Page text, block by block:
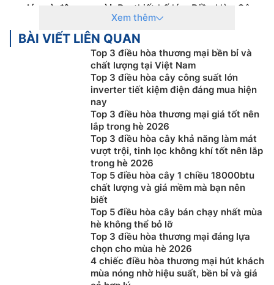
lớn và đông người: Do thiết kế lớn, Điều Hòa Cây
inverter có khả năng làm mát phòng có không
gian lớn hơn so với máy treo tường. Hoạt động ổn
định liên tục mà các dòng máy lạnh treo tường
không làm được. Điều Hòa Cây inverter Chịu được
tải cao, thích hợp cho những nơi đông người. Đồng
thời, thổi lưu lượng gió đối lưu mạnh hơn so với
các loại máy lạnh treo tường.
Điều Hòa Cây inverter Thích hợp cho không gian
lớn và đông người:Do thiết kế lớn, Điều Hòa Cây
inverter có khả năng làm mát phòng có không
gian lớn hơn so với máy treo tường. Hoạt động ổn
định liên tục mà các dòng máy lạnh treo tường
không làm được. Điều Hòa Cây inverter Chịu được
tải cao, thích hợp cho những nơi đông người. Đồng
thời, thổi lưu lượng gió đối lưu mạnh hơn so với
các loại máy lạnh treo tường.
Nhược điểm củaĐiều Hòa Cây inverter
Xem thêm
BÀI VIẾT LIÊN QUAN
Top 3 điều hòa thương mại bền bỉ và
chất lượng tại Việt Nam
Top 3 điều hòa cây công suất lớn
inverter tiết kiệm điện đáng mua hiện
nay
Top 3 điều hòa thương mại giá tốt nên
lắp trong hè 2026
Top 3 điều hòa cây khả năng làm mát
vượt trội, tinh lọc không khí tốt nên lắp
trong hè 2026
Top 5 điều hòa cây 1 chiều 18000btu
chất lượng và giá mềm mà bạn nên
biết
Top 5 điều hòa cây bán chạy nhất mùa
hè không thể bỏ lỡ
Top 3 điều hòa thương mại đáng lựa
chọn cho mùa hè 2026
4 chiếc điều hòa thương mại hút khách
mùa nóng nhờ hiệu suất, bền bỉ và giá